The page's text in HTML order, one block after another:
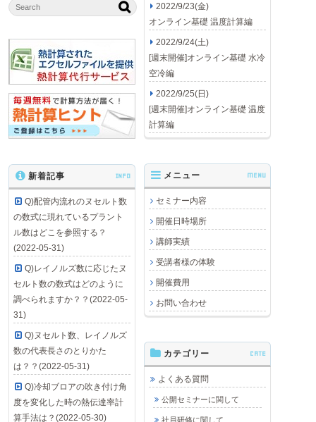
2022/9/23(金)
オンライン基礎 温度計算編
2022/9/24(土)
[週末開催]オンライン基礎 水冷
空冷編
2022/9/25(日)
[週末開催]オンライン基礎 温度
計算編
メニュー MENU
セミナー内容
開催日時場所
講師実績
受講者様の体験
開催費用
お問い合わせ
新着記事 INFO
Q)配管内流れのヌセルト数
の数式に現れているプラント
ル数はどこを参照する？
(2022-05-31)
Q)レイノルズ数に応じたヌ
セルト数の数式はどのように
調べられますか？？(2022-05-
31)
Q)ヌセルト数、レイノルズ
数の代表長さのとりかた
は？？(2022-05-31)
Q)冷却ブロアの吹き付け角
度を変化した時の熱伝達率計
算手法は？(2022-05-30)
カテゴリー CATE
よくある質問
公開セミナーに関して
社員研修に関して